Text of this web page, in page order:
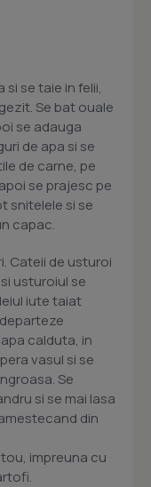
se taie in felii,
Se bat ouale
se adauga
de apa si se
de carne, pe
se prajesc pe
snitelele si se
capac.
Cateii de usturoi
usturoiul se
iute taiat
calduta, in
vasul si se
Se
si se mai lasa
din
impreuna cu